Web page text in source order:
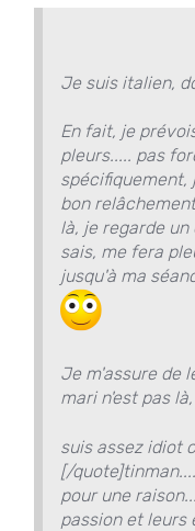
Je suis italien,
En fait, je
pleurs..... pas
spécifiquement,
bon
là, je regarde
sais, me fera
jusqu'à ma
Je m'assure de
mari n'est pas
suis assez idiot
[/
pour une
passion et leurs